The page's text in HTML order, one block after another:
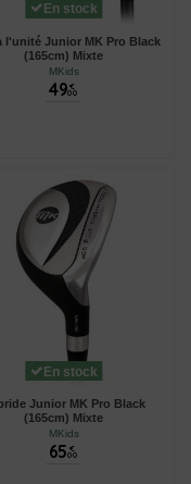
En stock
l'unité Junior MK Pro Black
(165cm) Mixte
MKids
49 €
00
En stock
Junior MK Pro Black
(165cm) Mixte
MKids
65 €
00